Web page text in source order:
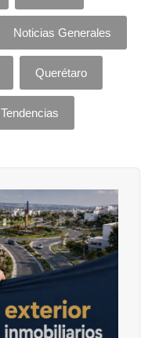
Noticias Generales
Querétaro
Tendencias